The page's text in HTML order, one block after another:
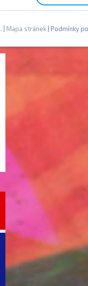
Mapa stránek | Podmínky